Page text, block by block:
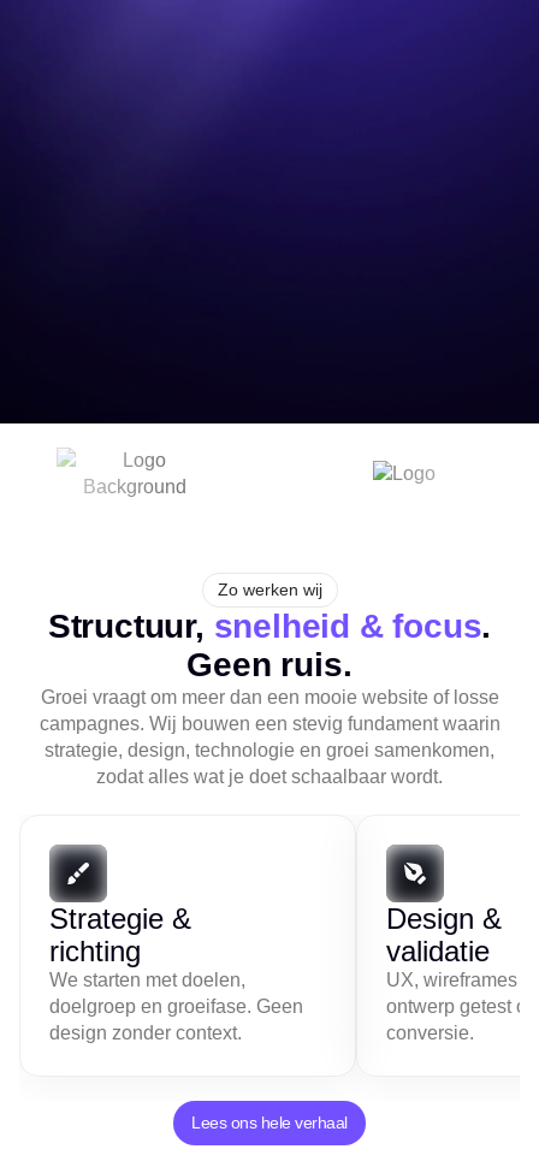
Zo werken wij
Structuur, snelheid & focus.
Geen ruis.
Groei vraagt om meer dan een mooie website of losse
campagnes. Wij bouwen een stevig fundament waarin
strategie, design, technologie en groei samenkomen,
zodat alles wat je doet schaalbaar wordt.
Strategie &
richting
We starten met doelen,
doelgroep en groeifase. Geen
design zonder context.
Design &
validatie
UX, wireframes
ontwerp getest
conversie.
Lees ons hele verhaal